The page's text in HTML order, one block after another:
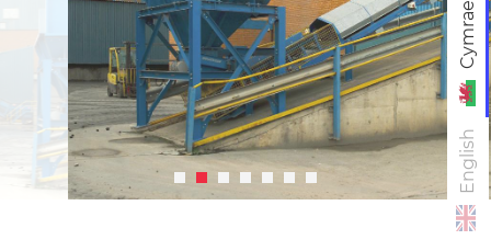
English
Cymraeg